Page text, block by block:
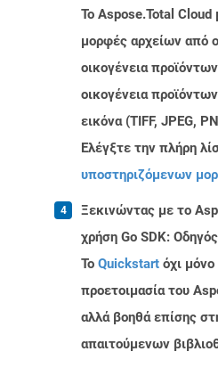
Το Aspose.Total Cloud
μορφές αρχείων από
οικογένεια
οικογένεια
εικόνα (TIFF, JPEG,
Ελέγξτε την πλήρη
υποστηριζόμενων
Ξεκινώντας με το
χρήση Go SDK:
Το Quickstart όχι
προετοιμασία του
αλλά βοηθά επίσης
απαιτούμενων